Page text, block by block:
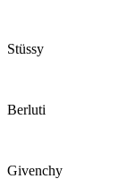
Stüssy
Berluti
Givenchy